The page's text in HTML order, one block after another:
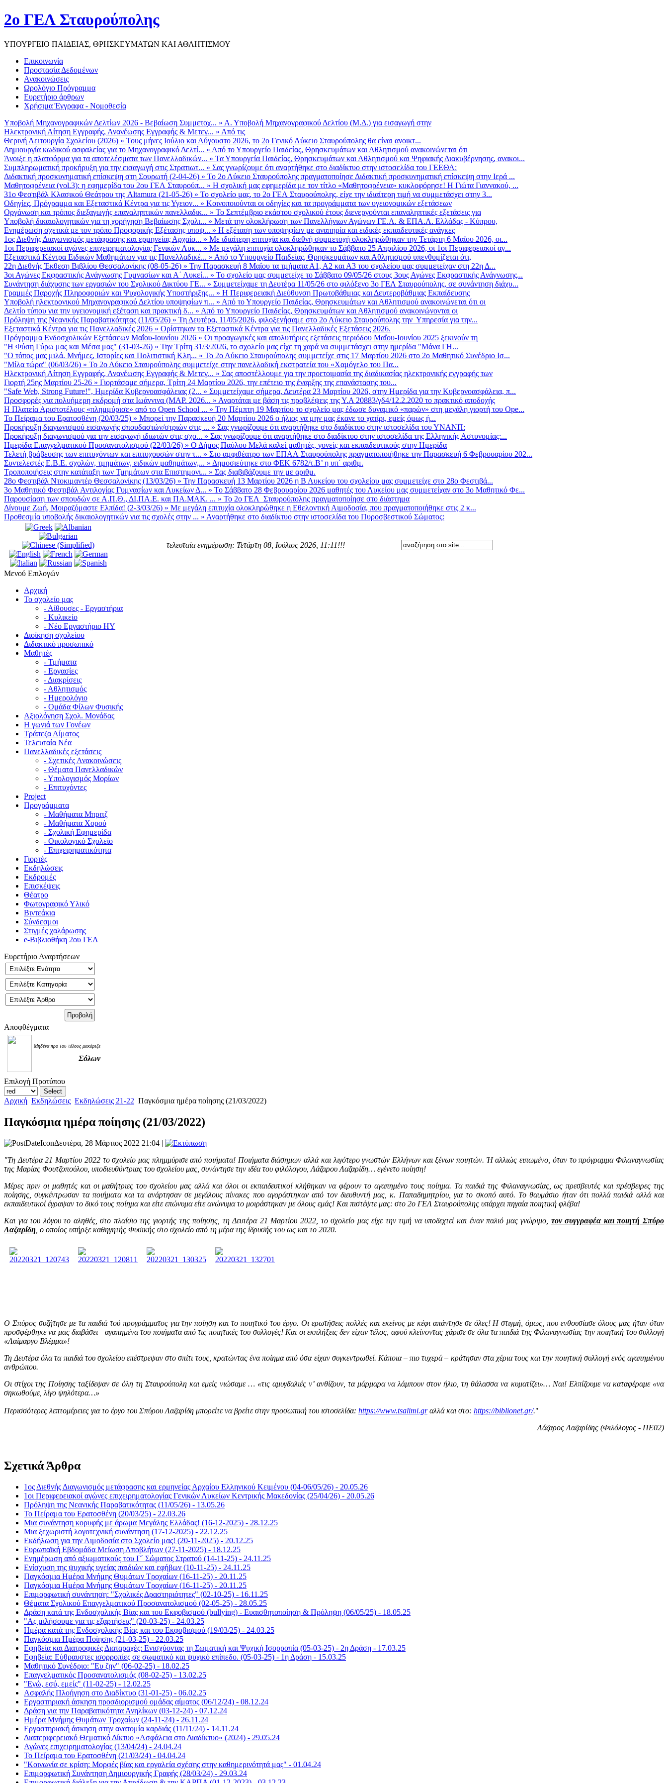
2ο ΓΕΛ Σταυρούπολης
ΥΠΟΥΡΓΕΙΟ ΠΑΙΔΕΙΑΣ, ΘΡΗΣΚΕΥΜΑΤΩΝ ΚΑΙ ΑΘΛΗΤΙΣΜΟΥ
Επικοινωνία
Προστασία Δεδομένων
Ανακοινώσεις
Ωρολόγιο Πρόγραμμα
Ευρετήριο άρθρων
Χρήσιμα Έγγραφα - Νομοθεσία
Υποβολή Μηχανογραφικών Δελτίων 2026 - Βεβαίωση Συμμετοχ... » Α. Υποβολή Μηχανογραφικού Δελτίου (Μ.Δ.) για εισαγωγή στην
Ηλεκτρονική Αίτηση Εγγραφής, Ανανέωσης Εγγραφής & Μετεγ... » Από τις
Θερινή Λειτουργία Σχολείου (2026) » Τους μήνες Ιούλιο και Αύγουστο 2026, το 2ο Γενικό Λύκειο Σταυρούπολης θα είναι ανοικτ...
Δημιουργία κωδικού ασφαλείας για το Μηχανογραφικό Δελτί... » Από το Υπουργείο Παιδείας, Θρησκευμάτων και Αθλητισμού ανακοινώνεται ότι
Άνοιξε η πλατφόρμα για τα αποτελέσματα των Πανελλαδικών... » Τα Υπουργεία Παιδείας, Θρησκευμάτων και Αθλητισμού και Ψηφιακής Διακυβέρνησης, ανακοι...
Συμπληρωματική προκήρυξη για την εισαγωγή στις Στρατιωτ... » Σας γνωρίζουμε ότι αναρτήθηκε στο διαδίκτυο στην ιστοσελίδα του ΓΕΕΘΑ:
Διδακτική προσκυνηματική επίσκεψη στη Σουρωτή (2-04-26) » Το 2ο Λύκειο Σταυρούπολης πραγματοποίησε Διδακτική προσκυνηματική επίσκεψη στην Ιερά ...
Μαθητοφρένεια (vol.3): η εφημερίδα του 2ου ΓΕΛ Σταυρούπ... » Η σχολική μας εφημερίδα με τον τίτλο «Μαθητοφρένεια» κυκλοφόρησε! Η Γιώτα Γιαννακού, ...
31ο Φεστιβάλ Κλασικού Θεάτρου της Altamura (21-05-26) » Το σχολείο μας, το 2ο ΓΕΛ Σταυρούπολης, είχε την ιδιαίτερη τιμή να συμμετάσχει στην 3...
Οδηγίες, Πρόγραμμα και Εξεταστικά Κέντρα για τις Υγειον... » Κοινοποιούνται οι οδηγίες και τα προγράμματα των υγειονομικών εξετάσεων
Οργάνωση και τρόπος διεξαγωγής επαναληπτικών πανελλαδικ... » Το Σεπτέμβριο εκάστου σχολικού έτους διενεργούνται επαναληπτικές εξετάσεις για
Υποβολή δικαιολογητικών για τη χορήγηση Βεβαίωσης Σχολι... » Μετά την ολοκλήρωση των Πανελλήνιων Αγώνων ΓΕ.Λ. & ΕΠΑ.Λ. Ελλάδας - Κύπρου,
Ενημέρωση σχετικά με τον τρόπο Προφορικής Εξέτασης υποψ... » Η εξέταση των υποψηφίων με αναπηρία και ειδικές εκπαιδευτικές ανάγκες
1ος Διεθνής Διαγωνισμός μετάφρασης και ερμηνείας Αρχαίο... » Με ιδιαίτερη επιτυχία και διεθνή συμμετοχή ολοκληρώθηκαν την Τετάρτη 6 Μαΐου 2026, οι...
1οι Περιφερειακοί αγώνες επιχειρηματολογίας Γενικών Λυκ... » Με μεγάλη επιτυχία ολοκληρώθηκαν το Σάββατο 25 Απριλίου 2026, οι 1οι Περιφερειακοί αγ...
Εξεταστικά Κέντρα Ειδικών Μαθημάτων για τις Πανελλαδικέ... » Από το Υπουργείο Παιδείας, Θρησκευμάτων και Αθλητισμού υπενθυμίζεται ότι,
22η Διεθνής Έκθεση Βιβλίου Θεσσαλονίκης (08-05-26) » Την Παρασκευή 8 Μαΐου τα τμήματα Α1, Α2 και Α3 του σχολείου μας συμμετείχαν στη 22η Δ...
3οι Αγώνες Εκφραστικής Ανάγνωσης Γυμνασίων και Α΄ Λυκεί... » Το σχολείο μας συμμετείχε το Σάββατο 09/05/26 στους 3ους Αγώνες Εκφραστικής Ανάγνωσης...
Συνάντηση διάχυσης των εργασιών του Σχολικού Δικτύου ΓΕ... » Συμμετείχαμε τη Δευτέρα 11/05/26 στο φιλόξενο 3ο ΓΕΛ Σταυρούπολης, σε συνάντηση διάχυ...
Γραμμές Παροχής Πληροφοριών και Ψυχολογικής Υποστήριξης... » Η Περιφερειακή Διεύθυνση Πρωτοβάθμιας και Δευτεροβάθμιας Εκπαίδευσης
Υποβολή ηλεκτρονικού Μηχανογραφικού Δελτίου υποψηφίων π... » Από το Υπουργείο Παιδείας, Θρησκευμάτων και Αθλητισμού ανακοινώνεται ότι οι
Δελτίο τύπου για την υγειονομική εξέταση και πρακτική δ... » Από το Υπουργείο Παιδείας, Θρησκευμάτων και Αθλητισμού ανακοινώνονται οι
Πρόληψη της Νεανικής Παραβατικότητας (11/05/26) » Τη Δευτέρα, 11/05/2026, φιλοξενήσαμε στο 2ο Λύκειο Σταυρούπολης την Υπηρεσία για την...
Εξεταστικά Κέντρα για τις Πανελλαδικές 2026 » Ορίστηκαν τα Εξεταστικά Κέντρα για τις Πανελλαδικές Εξετάσεις 2026.
Πρόγραμμα Ενδοσχολικών Εξετάσεων Μαΐου-Ιουνίου 2026 » Οι προαγωγικές και απολυτήριες εξετάσεις περιόδου Μαΐου-Ιουνίου 2025 ξεκινούν τη
"Η Φύση Γύρω μας και Μέσα μας" (31-03-26) » Την Τρίτη 31/3/2026, το σχολείο μας είχε τη χαρά να συμμετάσχει στην ημερίδα "Μάνα ΓΗ...
"Ο τόπος μας μιλά. Μνήμες, Ιστορίες και Πολιτιστική Κλη... » Το 2ο Λύκειο Σταυρούπολης συμμετείχε στις 17 Μαρτίου 2026 στο 2ο Μαθητικό Συνέδριο Ισ...
"Μίλα τώρα" (06/03/26) » Το 2ο Λύκειο Σταυρούπολης συμμετείχε στην πανελλαδική εκστρατεία του «Χαμόγελο του Πα...
Ηλεκτρονική Αίτηση Εγγραφής, Ανανέωσης Εγγραφής & Μετεγ... » Σας αποστέλλουμε για την προετοιμασία της διαδικασίας ηλεκτρονικής εγγραφής των
Γιορτή 25ης Μαρτίου 25-26 » Γιορτάσαμε σήμερα, Τρίτη 24 Μαρτίου 2026, την επέτειο της έναρξης της επανάστασης του...
"Safe Web, Strong Future!", Ημερίδα Κυβερνοασφάλειας (2... » Συμμετείχαμε σήμερα, Δευτέρα 23 Μαρτίου 2026, στην Ημερίδα για την Κυβερνοασφάλεια, π...
Προσφορές για πολυήμερη εκδρομή στα Ιωάννινα (ΜΑΡ. 2026... » Αναρτάται με βάση τις προβλέψεις της Υ.Α 20883/γδ4/12.2.2020 το πρακτικό αποδοχής
Η Πλατεία Αριστοτέλους «πλημμύρισε» από το Open School ... » Την Πέμπτη 19 Μαρτίου το σχολείο μας έδωσε δυναμικό «παρών» στη μεγάλη γιορτή του Ope...
Το Πείραμα του Ερατοσθένη (20/03/25) » Μπορεί την Παρασκευή 20 Μαρτίου 2026 ο ήλιος να μην μας έκανε το χατίρι, εμείς όμως ή...
Προκήρυξη διαγωνισμού εισαγωγής σπουδαστών/στριών στις ... » Σας γνωρίζουμε ότι αναρτήθηκε στο διαδίκτυο στην ιστοσελίδα του ΥΝΑΝΠ:
Προκήρυξη διαγωνισμού για την εισαγωγή ιδιωτών στις σχο... » Σας γνωρίζουμε ότι αναρτήθηκε στο διαδίκτυο στην ιστοσελίδα της Ελληνικής Αστυνομίας:...
Ημερίδα Επαγγελματικού Προσανατολισμού (22/03/26) » Ο Δήμος Παύλου Μελά καλεί μαθητές, γονείς και εκπαιδευτικούς στην Ημερίδα
Τελετή βράβευσης των επιτυχόντων και επιτυχουσών στην τ... » Στο αμφιθέατρο των ΕΠΑΛ Σταυρούπολης πραγματοποιήθηκε την Παρασκευή 6 Φεβρουαρίου 202...
Συντελεστές Ε.Β.Ε. σχολών, τμημάτων, ειδικών μαθημάτων,... » Δημοσιεύτηκε στο ΦΕΚ 6782/τ.Β’ η υπ΄ αριθμ.
Τροποποιήσεις στην κατάταξη των Τμημάτων στα Επιστημονι... » Σας διαβιβάζουμε την με αριθμ.
28ο Φεστιβάλ Ντοκιμαντέρ Θεσσαλονίκης (13/03/26) » Την Παρασκευή 13 Μαρτίου 2026 η Β Λυκείου του σχολείου μας συμμετείχε στο 28ο Φεστιβά...
3ο Μαθητικό Φεστιβάλ Αντιλογίας Γυμνασίων και Λυκείων Δ... » Το Σάββατο 28 Φεβρουαρίου 2026 μαθητές του Λυκείου μας συμμετείχαν στο 3ο Μαθητικό Φε...
Παρουσίαση των σπουδών σε Α.Π.Θ., ΔΙ.ΠΑ.Ε. και ΠΑ.ΜΑΚ. ... » Το 2ο ΓΕΛ Σταυρούπολης πραγματοποίησε στο διάστημα
Δίνουμε Ζωή, Μοιραζόμαστε Ελπίδα! (2-3/03/26) » Με μεγάλη επιτυχία ολοκληρώθηκε η Εθελοντική Αιμοδοσία, που πραγματοποιήθηκε στις 2 κ...
Προθεσμία υποβολής δικαιολογητικών για τις σχολές στην ... » Αναρτήθηκε στο διαδίκτυο στην ιστοσελίδα του Πυροσβεστικού Σώματος:
τελευταία ενημέρωση: Τετάρτη 08, Ιούλιος 2026, 11:11!!!
Μενού Επιλογών
Αρχική
Το σχολείο μας
- Αίθουσες - Εργαστήρια
- Κυλικείο
- Νέο Εργαστήριο ΗΥ
Διοίκηση σχολείου
Διδακτικό προσωπικό
Μαθητές
- Τμήματα
- Εργασίες
- Διακρίσεις
- Αθλητισμός
- Ημερολόγιο
- Ομάδα Φίλων Φυσικής
Αξιολόγηση Σχολ. Μονάδας
Η γωνιά των Γονέων
Τράπεζα Αίματος
Τελευταία Νέα
Πανελλαδικές εξετάσεις
- Σχετικές Ανακοινώσεις
- Θέματα Πανελλαδικών
- Υπολογισμός Μορίων
- Επιτυχόντες
Project
Προγράμματα
- Μαθήματα Μπριτζ
- Μαθήματα Χορού
- Σχολική Εφημερίδα
- Οικολογικό Σχολείο
- Επιχειρηματικότητα
Γιορτές
Εκδηλώσεις
Εκδρομές
Επισκέψεις
Θέατρο
Φωτογραφικό Υλικό
Βιντεάκια
Σύνδεσμοι
Στιγμές χαλάρωσης
e-Βιβλιοθήκη 2ου ΓΕΛ
Ευρετήριο Αναρτήσεων
Αποφθέγματα
Μηδένα προ του τέλους μακάριζε
Σόλων
Επιλογή Προτύπου
Αρχική Εκδηλώσεις Εκδηλώσεις 21-22 Παγκόσμια ημέρα ποίησης (21/03/2022)
Παγκόσμια ημέρα ποίησης (21/03/2022)
Δευτέρα, 28 Μάρτιος 2022 21:04 |
"Τη Δευτέρα 21 Μαρτίου 2022 το σχολείο μας πλημμύρισε από ποιήματα! Ποιήματα διάσημων αλλά και λιγότερο γνωστών Ελλήνων και ξένων ποιητών. Ή αλλιώς ειπωμένο, όταν το πρόγραμμα Φιλαναγνωσίας
της Μαρίας Φουτζοπούλου, υποδιευθύντριας του σχολείου μας, συνάντησε την ιδέα του φιλόλογου, Λάζαρου Λαζαρίδη… εγένετο ποίηση!
Μέρες πριν οι μαθητές και οι μαθήτριες του σχολείου μας αλλά και όλοι οι εκπαιδευτικοί κλήθηκαν να φέρουν το αγαπημένο τους ποίημα. Τα παιδιά της Φιλαναγνωσίας, ως πρεσβευτές και πρέσβειρες της
ποίησης, συγκέντρωσαν τα ποιήματα και τα ανάρτησαν σε μεγάλους πίνακες που αγοράστηκαν από τον διευθυντή μας, κ. Παπαδημητρίου, για το σκοπό αυτό. Το θαυμάσιο ήταν ότι πολλά παιδιά αλλά και
εκπαιδευτικοί έγραψαν το δικό τους ποίημα και είτε επώνυμα είτε ανώνυμα το μοιράστηκαν με όλους εμάς! Και πιστέψτε μας: στο 2ο ΓΕΛ Σταυρούπολης υπάρχει πηγαία ποιητική φλέβα!
Και για του λόγου το αληθές, στο πλαίσιο της γιορτής της ποίησης, τη Δευτέρα 21 Μαρτίου 2022, το σχολείο μας είχε την τιμή να υποδεχτεί και έναν παλιό μας γνώριμο, τον συγγραφέα και ποιητή Σπύρο
Λαζαρίδη , ο οποίος υπήρξε καθηγητής Φυσικής στο σχολείο από τη μέρα της ίδρυσής του ως και το 2020.
Ο Σπύρος συζήτησε με τα παιδιά τού προγράμματος για την ποίηση και το ποιητικό του έργο. Οι ερωτήσεις πολλές και εκείνος με κέφι απάντησε σε όλες! Η στιγμή, όμως, που ενθουσίασε όλους μας ήταν όταν
προσφέρθηκε να μας διαβάσει αγαπημένα του ποιήματα από τις ποιητικές του συλλογές! Και οι εκπλήξεις δεν είχαν τέλος, αφού κλείνοντας χάρισε σε όλα τα παιδιά της Φιλαναγνωσίας την ποιητική του συλλογή
«Λαίμαργο Βλέμμα»!
Τη Δευτέρα όλα τα παιδιά του σχολείου επέστρεψαν στο σπίτι τους, κρατώντας ένα ποίημα από όσα είχαν συγκεντρωθεί. Κάποια – πιο τυχερά – κράτησαν στα χέρια τους και την ποιητική συλλογή ενός αγαπημένου
ανθρώπου.
Οι στίχοι της Ποίησης ταξίδεψαν σε όλη τη Σταυρούπολη και εμείς νιώσαμε … «τις αμυγδαλιές ν’ ανθίζουν, τα μάρμαρα να λάμπουν στον ήλιο, τη θάλασσα να κυματίζει»… Ναι! Ελπίζουμε να καταφέραμε «να
σηκωθούμε, λίγο ψηλότερα…»
Περισσότερες λεπτομέρειες για το έργο του Σπύρου Λαζαρίδη μπορείτε να βρείτε στην προσωπική του ιστοσελίδα: https://www.tsalimi.grαλλά και στο: https://biblionet.gr/."
Λάζαρος Λαζαρίδης (Φιλόλογος - ΠΕ02)
Σχετικά Άρθρα
1ος Διεθνής Διαγωνισμός μετάφρασης και ερμηνείας Αρχαίου Ελληνικού Κειμένου (04-06/05/26) - 20.05.26
1οι Περιφερειακοί αγώνες επιχειρηματολογίας Γενικών Λυκείων Κεντρικής Μακεδονίας (25/04/26) - 20.05.26
Πρόληψη της Νεανικής Παραβατικότητας (11/05/26) - 13.05.26
Το Πείραμα του Ερατοσθένη (20/03/25) - 22.03.26
Μια συνάντηση κορυφής με άρωμα Μεγάλης Ελλάδας! (16-12-2025) - 28.12.25
Μια ξεχωριστή λογοτεχνική συνάντηση (17-12-2025) - 22.12.25
Εκδήλωση για την Αιμοδοσία στο Σχολείο μας! (20-11-2025) - 20.12.25
Ευρωπαϊκή Εβδομάδα Μείωση Αποβλήτων (27-11-2025) - 18.12.25
Ενημέρωση από αξιωματικούς του Γ΄ Σώματος Στρατού (14-11-25) - 24.11.25
Ενίσχυση της ψυχικής υγείας παιδιών και εφήβων (10-11-25) - 24.11.25
Παγκόσμια Ημέρα Μνήμης Θυμάτων Τροχαίων (16-11-25) - 20.11.25
Παγκόσμια Ημέρα Μνήμης Θυμάτων Τροχαίων (16-11-25) - 20.11.25
Επιμορφωτική συνάντηση: "Σχολικές Δραστηριότητες" (02-10-25) - 16.11.25
Θέματα Σχολικού Επαγγελματικού Προσανατολισμού (02-05-25) - 28.05.25
Δράση κατά της Ενδοσχολικής Βίας και του Εκφοβισμού (bullying) - Ευαισθητοποίηση & Πρόληψη (06/05/25) - 18.05.25
"Ας μιλήσουμε για τις εξαρτήσεις" (20-03-25) - 24.03.25
Ημέρα κατά της Ενδοσχολικής Βίας και του Εκφοβισμού (19/03/25) - 24.03.25
Παγκόσμια Ημέρα Ποίησης (21-03-25) - 22.03.25
Εφηβεία και Διατροφικές Διαταραχές: Ενισχύοντας τη Σωματική και Ψυχική Ισορροπία (05-03-25) - 2η Δράση - 17.03.25
Εφηβεία: Εύθραυστες ισορροπίες σε σωματικό και ψυχικό επίπεδο. (05-03-25) - 1η Δράση - 15.03.25
Μαθητικό Συνέδριο: "Ευ ζην" (06-02-25) - 18.02.25
Επαγγελματικός Προσανατολισμός (08-02-25) - 13.02.25
"Εγώ, εσύ, εμείς" (11-02-25) - 12.02.25
Ασφαλής Πλοήγηση στο Διαδίκτυο (31-01-25) - 06.02.25
Εργαστηριακή άσκηση προσδιορισμού ομάδας αίματος (06/12/24) - 08.12.24
Δράση για την Παραβατικότητα Ανηλίκων (03-12-24) - 07.12.24
Ημέρα Μνήμης Θυμάτων Τροχαίων (24-11-24) - 26.11.24
Εργαστηριακή άσκηση στην ανατομία καρδιάς (11/11/24) - 14.11.24
Διαπεριφερειακό Θεματικό Δίκτυο «Ασφάλεια στο Διαδίκτυο» (2024) - 29.05.24
Αγώνες επιχειρηματολογίας (13/04/24) - 24.04.24
Το Πείραμα του Ερατοσθένη (21/03/24) - 04.04.24
"Κοινωνία σε κρίση: Μορφές βίας και εργαλεία σχέσης στην καθημερινότητά μας" - 01.04.24
Επιμορφωτική Συνάντηση Δημιουργικής Γραφής (28/03/24) - 29.03.24